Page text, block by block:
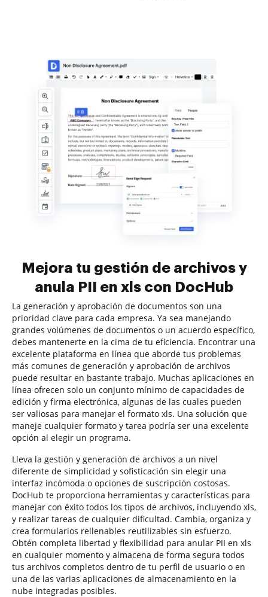
Mejora tu gestión de archivos y
anula PII en xls con DocHub
La generación y aprobación de documentos son una
prioridad clave para cada empresa. Ya sea manejando
grandes volúmenes de documentos o un acuerdo específico,
debes mantenerte en la cima de tu eficiencia. Encontrar una
excelente plataforma en línea que aborde tus problemas
más comunes de generación y aprobación de archivos
puede resultar en bastante trabajo. Muchas aplicaciones en
línea ofrecen solo un conjunto mínimo de capacidades de
edición y firma electrónica, algunas de las cuales pueden
ser valiosas para manejar el formato xls. Una solución que
maneje cualquier formato y tarea podría ser una excelente
opción al elegir un programa.
Lleva la gestión y generación de archivos a un nivel
diferente de simplicidad y sofisticación sin elegir una
interfaz incómoda o opciones de suscripción costosas.
DocHub te proporciona herramientas y características para
manejar con éxito todos los tipos de archivos, incluyendo xls,
y realizar tareas de cualquier dificultad. Cambia, organiza y
crea formularios rellenables reutilizables sin esfuerzo.
Obtén completa libertad y flexibilidad para anular PII en xls
en cualquier momento y almacena de forma segura todos
tus archivos completos dentro de tu perfil de usuario o en
una de las varias aplicaciones de almacenamiento en la
nube integradas posibles.